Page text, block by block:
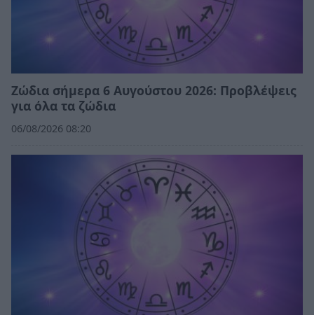
Ζώδια σήμερα 6 Αυγούστου 2026: Προβλέψεις
για όλα τα ζώδια
06/08/2026 08:20